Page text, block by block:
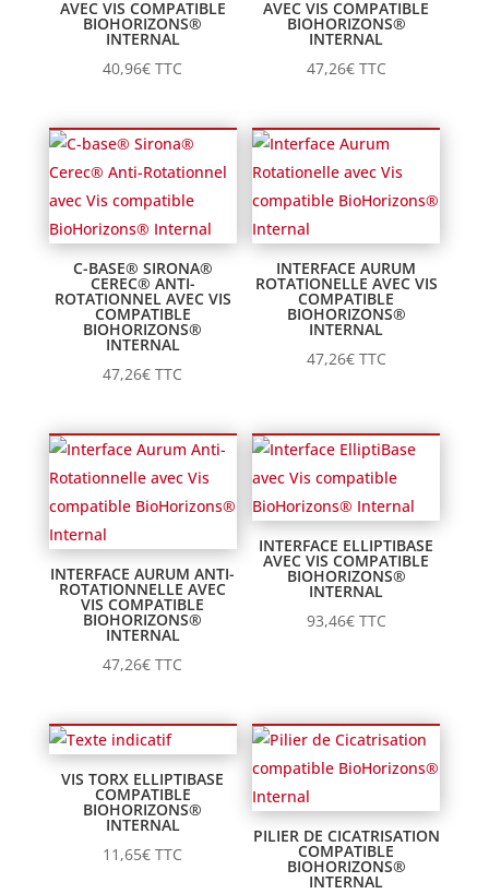
AVEC VIS COMPATIBLE
BIOHORIZONS®
INTERNAL
40,96€ TTC
AVEC VIS COMPATIBLE
BIOHORIZONS®
INTERNAL
47,26€ TTC
C-BASE® SIRONA®
CEREC® ANTI-
ROTATIONNEL AVEC VIS
COMPATIBLE
BIOHORIZONS®
INTERNAL
47,26€ TTC
INTERFACE AURUM
ROTATIONELLE AVEC VIS
COMPATIBLE
BIOHORIZONS®
INTERNAL
47,26€ TTC
INTERFACE AURUM ANTI-
ROTATIONNELLE AVEC
VIS COMPATIBLE
BIOHORIZONS®
INTERNAL
47,26€ TTC
INTERFACE ELLIPTIBASE
AVEC VIS COMPATIBLE
BIOHORIZONS®
INTERNAL
93,46€ TTC
VIS TORX ELLIPTIBASE
COMPATIBLE
BIOHORIZONS®
INTERNAL
11,65€ TTC
PILIER DE CICATRISATION
COMPATIBLE
BIOHORIZONS®
INTERNAL